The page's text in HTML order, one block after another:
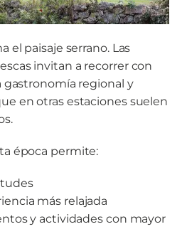
el paisaje serrano. Las
invitan a recorrer con
gastronomía regional y
en otras estaciones suelen
época permite:
más relajada
y actividades con mayor